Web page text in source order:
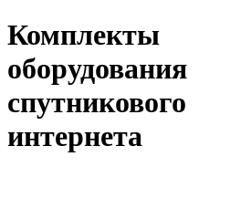
Комплекты
оборудования
спутникового
интернета